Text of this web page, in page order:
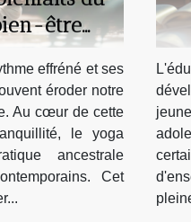
être
effréné et ses
éroder notre
Au cœur de cette
le yoga
ancestrale
Cet